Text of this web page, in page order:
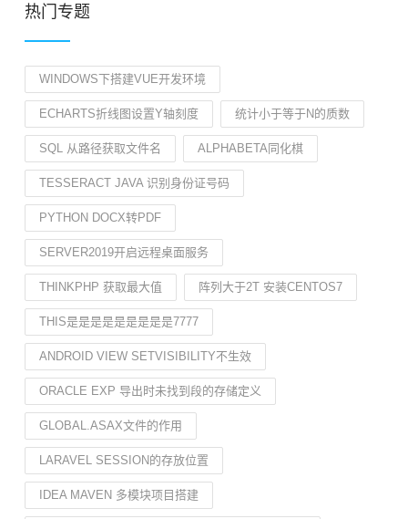
热门专题
WINDOWS下搭建VUE开发环境
ECHARTS折线图设置Y轴刻度 统计小于等于N的质数
SQL 从路径获取文件名 ALPHABETA同化棋
TESSERACT JAVA 识别身份证号码
PYTHON DOCX转PDF
SERVER2019开启远程桌面服务
THINKPHP 获取最大值 阵列大于2T 安装CENTOS7
THIS是是是是是是是是是7777
ANDROID VIEW SETVISIBILITY不生效
ORACLE EXP 导出时未找到段的存储定义
GLOBAL.ASAX文件的作用
LARAVEL SESSION的存放位置
IDEA MAVEN 多模块项目搭建